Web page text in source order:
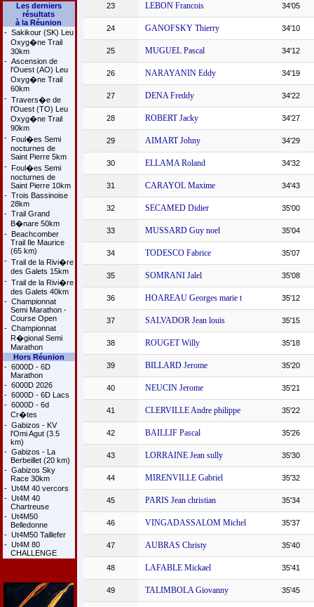
Les derniers
résultats
à la Réunion
- Sakikour (SK) Leu
Oxyg�ne Trail
30km
- Ascension de
l'Ouest (AO) Leu
Oxyg�ne Trail
60km
- Travers�e de
l'Ouest (TO) Leu
Oxyg�ne Trail
90km
- Foul�es Semi
nocturnes de
Saint Pierre 5km
- Foul�es Semi
nocturnes de
Saint Pierre 10km
- Trois Bassinoise
28km
- Trail Grand
B�nare 50km
- Beachcomber
Trail Ile Maurice
(65 km)
- Trail de la Rivi�re
des Galets 15km
- Trail de la Rivi�re
des Galets 40km
- Championnat
Semi Marathon -
Course Open
- Championnat
R�gional Semi
Marathon
Hors Réunion
- 6000D - 6D
Marathon
- 6000D 2026
- 6000D - 6D Lacs
- 6000D - 6d
Cr�tes
- Gabizos - KV
l'Omi Agut (3.5
km)
- Gabizos - La
Berbeillet (20 km)
- Gabizos Sky
Race 30km
- Ut4M 40 vercors
- Ut4M 40
Chartreuse
- Ut4M50
Belledonne
- Ut4M50 Taillefer
- Ut4M 80
CHALLENGE
23 LEBON Francois 34'05
24 GANOFSKY Thierry 34'10
25 MUGUEL Pascal 34'12
26 NARAYANIN Eddy 34'19
27 DENA Freddy 34'22
28 ROBERT Jacky 34'27
29 AIMART Johny 34'29
30 ELLAMA Roland 34'32
31 CARAYOL Maxime 34'43
32 SECAMED Didier 35'00
33 MUSSARD Guy noel 35'04
34 TODESCO Fabrice 35'07
35 SOMRANI Jalel 35'08
36 HOAREAU Georges marie t 35'12
37 SALVADOR Jean louis 35'15
38 ROUGET Willy 35'18
39 BILLARD Jerome 35'20
40 NEUCIN Jerome 35'21
41 CLERVILLE Andre philippe 35'22
42 BAILLIF Pascal 35'26
43 LORRAINE Jean sully 35'30
44 MIRENVILLE Gabriel 35'32
45 PARIS Jean christian 35'34
46 VINGADASSALOM Michel 35'37
47 AUBRAS Christy 35'40
48 LAFABLE Mickael 35'41
49 TALIMBOLA Giovanny 35'45